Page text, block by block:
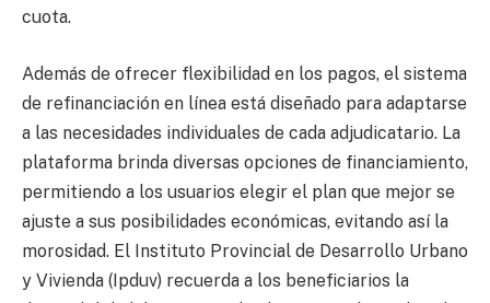
cuota.
Además de ofrecer flexibilidad en los pagos, el sistema
de refinanciación en línea está diseñado para adaptarse
a las necesidades individuales de cada adjudicatario. La
plataforma brinda diversas opciones de financiamiento,
permitiendo a los usuarios elegir el plan que mejor se
ajuste a sus posibilidades económicas, evitando así la
morosidad. El Instituto Provincial de Desarrollo Urbano
y Vivienda (Ipduv) recuerda a los beneficiarios la